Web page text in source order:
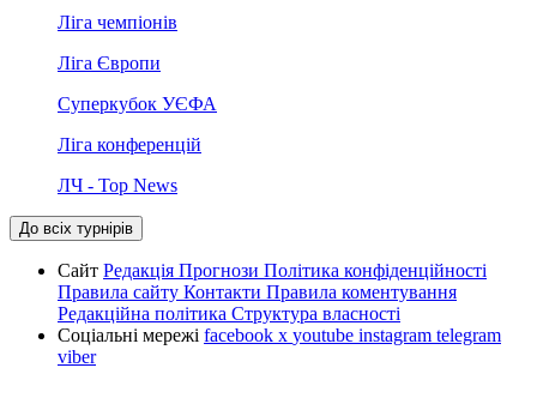
Ліга чемпіонів
Ліга Європи
Суперкубок УЄФА
Ліга конференцій
ЛЧ - Top News
До всіх турнірів
Сайт Редакція Прогнози Політика конфіденційності
Правила сайту Контакти Правила коментування
Редакційна політика Структура власності
Соціальні мережі facebook x youtube instagram telegram
viber